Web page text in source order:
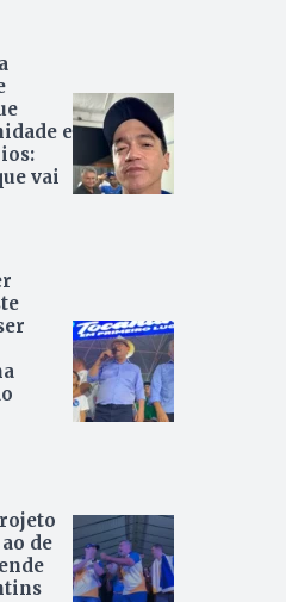
e
vai
de